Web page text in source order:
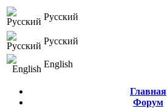
Русский
Русский
English
Главная
Форум